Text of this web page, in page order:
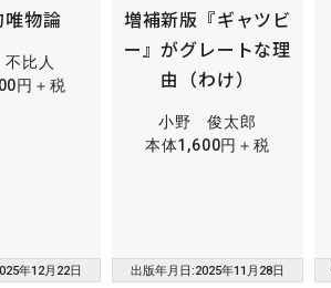
物論
比人
円＋税
年12月22日
増補新版『ギャツビ
ー』がグレートな理
由（わけ）
小野 俊太郎
本体1,600円＋税
出版年月日:2025年11月28日